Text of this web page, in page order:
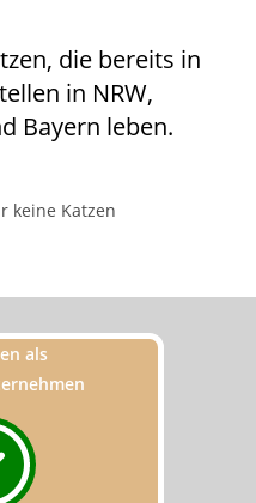
die bereits in
in NRW,
Bayern leben.
keine Katzen
als